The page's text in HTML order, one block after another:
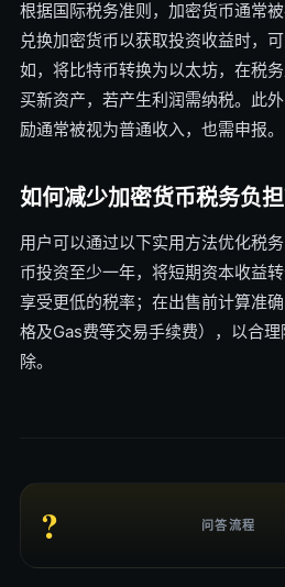
根据国际税务准则，加密货币通常
兑换加密货币以获取投资收益时，
如，将比特币转换为以太坊，在税
买新资产，若产生利润需纳税。此
励通常被视为普通收入，也需申报。
如何减少加密货币税务负担
用户可以通过以下实用方法优化税
币投资至少一年，将短期资本收益
享受更低的税率；在出售前计算准
格及Gas费等交易手续费），以合
除。
? 问答流程